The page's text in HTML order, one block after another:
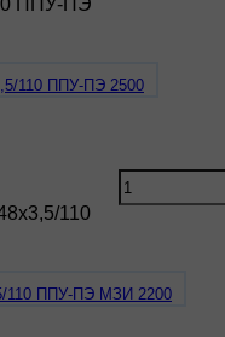
ППУ-ПЭ
110